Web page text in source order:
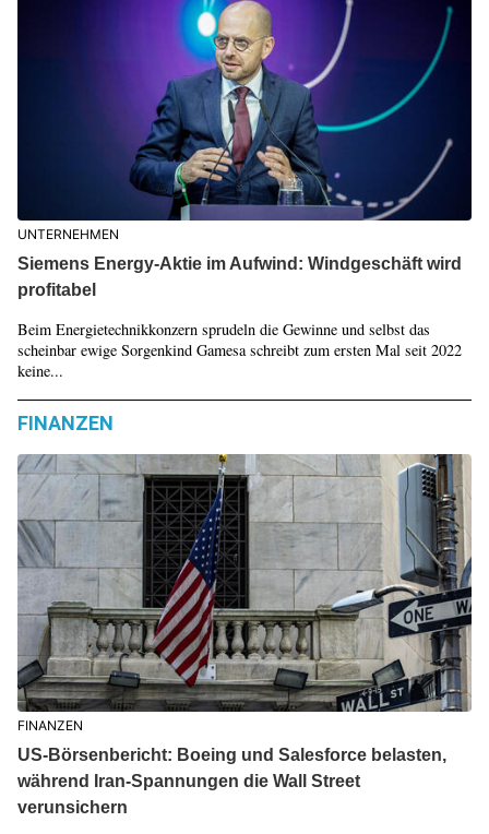
UNTERNEHMEN
Siemens Energy-Aktie im Aufwind: Windgeschäft wird
profitabel
Beim Energietechnikkonzern sprudeln die Gewinne und selbst das
scheinbar ewige Sorgenkind Gamesa schreibt zum ersten Mal seit 2022
keine...
FINANZEN
FINANZEN
US-Börsenbericht: Boeing und Salesforce belasten,
während Iran-Spannungen die Wall Street
verunsichern